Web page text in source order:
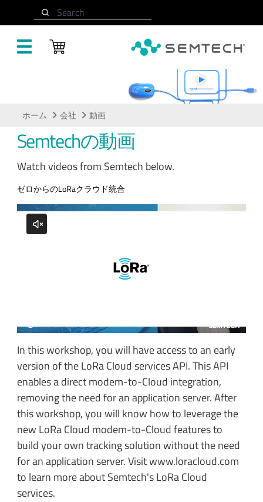
Search
ホーム 会社 動画
Semtechの動画
Watch videos from Semtech below.
ゼロからのLoRaクラウド統合
In this workshop, you will have access to an early
version of the LoRa Cloud services API. This API
enables a direct modem-to-Cloud integration,
removing the need for an application server. After
this workshop, you will know how to leverage the
new LoRa Cloud modem-to-Cloud features to
build your own tracking solution without the need
for an application server. Visit www.loracloud.com
to learn more about Semtech's LoRa Cloud
services.